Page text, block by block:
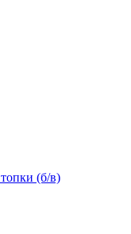
(б/в)